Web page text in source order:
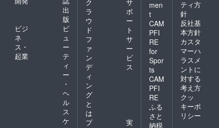
出
版
ビジ
ネ
ス・
起業
ビ
ュ
ー
テ
ィ
ー
・
ヘ
ル
ス
ケ
ク
ラ
ウ
ド
フ
ァ
ン
デ
ィ
ン
グ
と
は
サ
ポ
ー
ト
サ
ー
ビ
ス
プ
実
men
t
CAM
PFI
RE
for
Spor
ts
CAM
PFI
RE
ふる
さと
納税
ティ方
針
反社基
本方針
カスタ
マーハ
ラスメ
ントに
対する
考え方
クッ
キーポ
リシー